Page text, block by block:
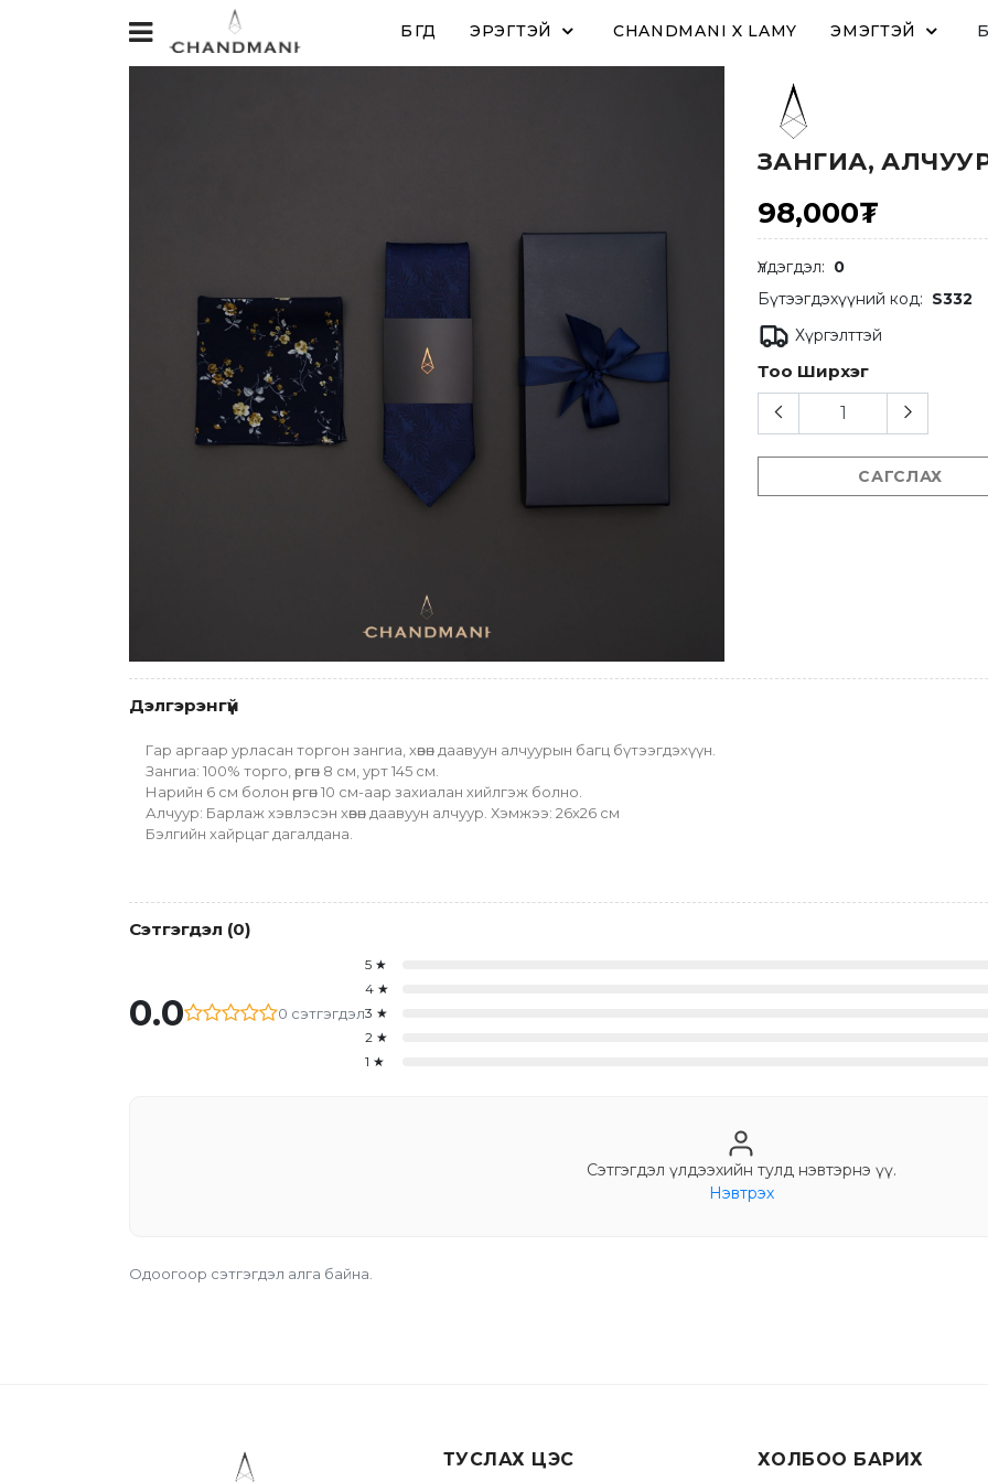
БҮГД ЭРЭГТЭЙ CHANDMANI X LAMY ЭМЭГТЭЙ
ЗАНГИА,
98,000₮
Үлдэгдэл: 0
Бүтээгдэхүүний код: S332
Хүргэлттэй
Тоо Ширхэг
САГСЛАХ
Дэлгэрэнгүй
Гар аргаар урласан торгон зангиа, хөвөн даавуун алчуурын багц бүтээгдэхүүн.
Зангиа: 100% торго, өргөн 8 см, урт 145 см.
Нарийн 6 см болон өргөн 10 см-аар захиалан хийлгэж болно.
Алчуур: Барлаж хэвлэсэн хөвөн даавуун алчуур. Хэмжээ: 26х26 см
Бэлгийн хайрцаг дагалдана.
Сэтгэгдэл (0)
0.0 0 сэтгэгдэл
5 ★
4 ★
3 ★
2 ★
1 ★
Сэтгэгдэл үлдээхийн тулд нэвтэрнэ үү.
Нэвтрэх
Одоогоор сэтгэгдэл алга байна.
ТУСЛАХ ЦЭС ХОЛБОО БАРИХ